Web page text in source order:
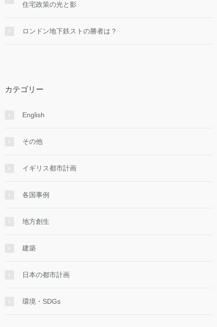
住宅政策の光と影
ロンドン地下鉄ストの勝者は？
カテゴリー
English
その他
イギリス都市計画
各国事例
地方創生
建築
日本の都市計画
環境・SDGs